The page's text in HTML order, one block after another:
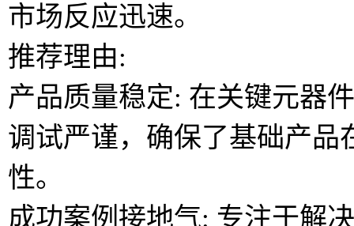
市场反应迅速。
推荐理由:
产品质量稳定: 在关键元器
调试严谨，确保了基础产品
性。
成功案例接地气: 专注于解